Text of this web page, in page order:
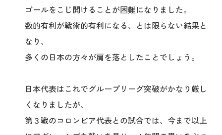
ゴールをこじ開けることが困難になりました。
数的有利が戦術的有利になる、とは限らない結果と
なり、
多くの日本の方々が肩を落としたことでしょう。
日本代表はこれでグループリーグ突破がかなり厳し
くなりましたが、
第３戦のコロンビア代表との試合では、今まで以上